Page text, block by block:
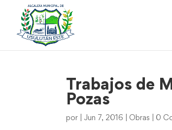
Trabajos de
Pozas
por Jun 7, 2016 Obras 0